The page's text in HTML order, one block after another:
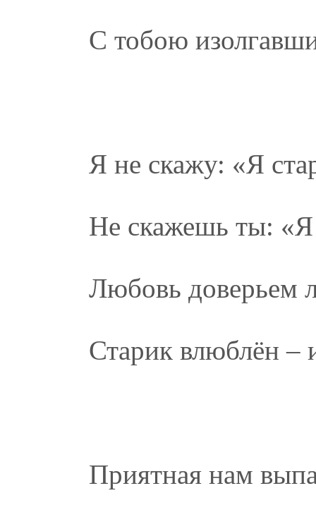
С тобою
Я не скажу: «Я
Не скажешь ты: «Я
Любовь доверьем
Старик влюблён –
Приятная нам